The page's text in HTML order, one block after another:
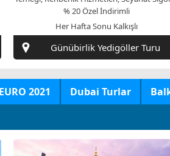
Günübirlik Yedigöller Turu
EURO 2021 Dubai Turlar